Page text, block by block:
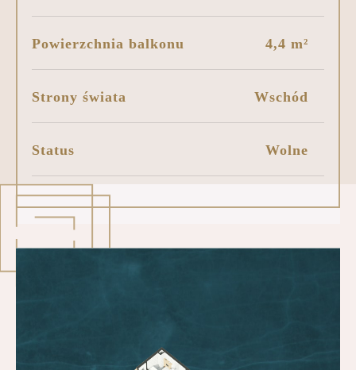
Powierzchnia balkonu 4,4 m²
Strony świata Wschód
Status Wolne